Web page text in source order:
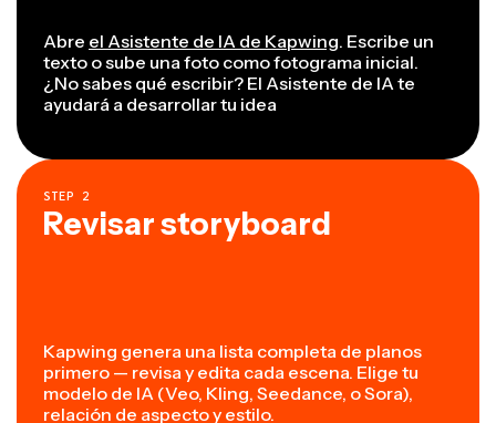
Abre el Asistente de IA de Kapwing. Escribe un
texto o sube una foto como fotograma inicial.
¿No sabes qué escribir? El Asistente de IA te
ayudará a desarrollar tu idea
STEP 2
Revisar storyboard
Kapwing genera una lista completa de planos
primero — revisa y edita cada escena. Elige tu
modelo de IA (Veo, Kling, Seedance, o Sora),
relación de aspecto y estilo.